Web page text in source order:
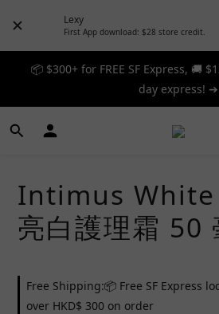
Lexy
First App download: $28 store credit.
📦 $300+ for FREE SF Express, 🚚
day express! ➔
📦 $300+ for FREE SF Express, 🚚
day express! ➔
🎉 12% off your first order
📦 $300+ for FREE SF Express, 🚚
day express! ➔
Intimus White
亮白護理霜 50
Free Shipping:📦 Free SF Express
over HKD$ 300 on order